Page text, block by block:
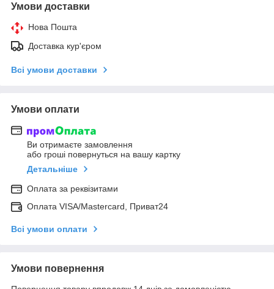
Умови доставки
Нова Пошта
Доставка кур'єром
Всі умови доставки
Умови оплати
Ви отримаєте замовлення
або гроші повернуться на вашу картку
Детальніше
Оплата за реквізитами
Оплата VISA/Mastercard, Приват24
Всі умови оплати
Умови повернення